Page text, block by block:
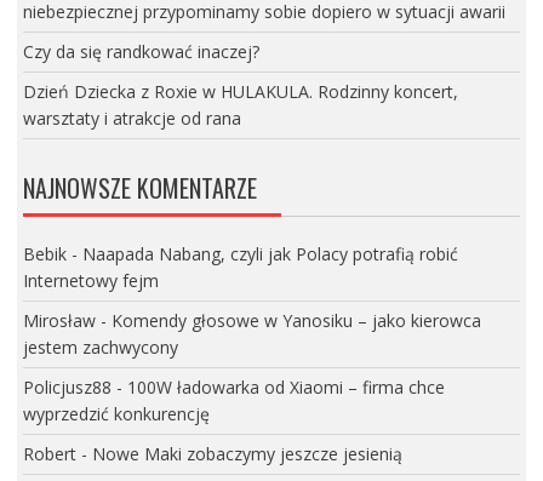
niebezpiecznej przypominamy sobie dopiero w sytuacji awarii
Czy da się randkować inaczej?
Dzień Dziecka z Roxie w HULAKULA. Rodzinny koncert,
warsztaty i atrakcje od rana
NAJNOWSZE KOMENTARZE
Bebik- Naapada Nabang, czyli jak Polacy potrafią robić
Internetowy fejm
Mirosław- Komendy głosowe w Yanosiku – jako kierowca
jestem zachwycony
Policjusz88 - 100W ładowarka od Xiaomi – firma chce
wyprzedzić konkurencję
Robert- Nowe Maki zobaczymy jeszcze jesienią